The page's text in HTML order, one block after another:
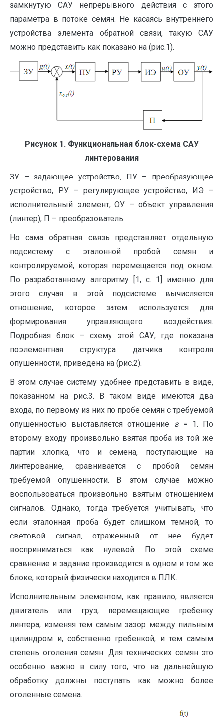
замкнутую САУ непрерывного действия с этого
параметра в потоке семян. Не касаясь внутреннего
устройства элемента обратной связи, такую САУ
можно представить как показано на (рис.1).
Рисунок 1. Функциональная блок-схема САУ
линтерования
ЗУ – задающее устройство, ПУ – преобразующее
устройство, РУ – регулирующее устройство, ИЭ –
исполнительный элемент, ОУ – объект управления
(линтер), П – преобразователь.
Но сама обратная связь представляет отдельную
подсистему с эталонной пробой семян и
контролируемой, которая перемещается под окном.
По разработанному алгоритму [1, c. 1] именно для
этого случая в этой подсистеме вычисляется
отношение, которое затем используется для
формирования управляющего воздействия.
Подробная блок – схему этой САУ, где показана
поэлементная структура датчика контроля
опушенности, приведена на (рис.2).
В этом случае систему удобнее представить в виде,
показанном на рис.3. В таком виде имеются два
входа, по первому из них по пробе семян с требуемой
опушенностью выставляется отношение ԑ= 1. По
второму входу произвольно взятая проба из той же
партии хлопка, что и семена, поступающие на
линтерование, сравнивается с пробой семян
требуемой опушенности. В этом случае можно
воспользоваться произвольно взятым отношением
сигналов. Однако, тогда требуется учитывать, что
если эталонная проба будет слишком темной, то
световой сигнал, отраженный от нее будет
восприниматься как нулевой. По этой схеме
сравнение и задание производится в одном и том же
блоке, который физически находится в ПЛК.
Исполнительным элементом, как правило, является
двигатель или груз, перемещающие гребенку
линтера, изменяя тем самым зазор между пильным
цилиндром и, собственно гребенкой, и тем самым
степень оголения семян. Для технических семян это
особенно важно в силу того, что на дальнейшую
обработку должны поступать как можно более
оголенные семена.